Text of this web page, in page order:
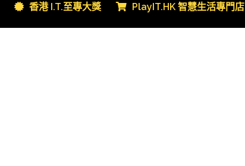
香港 I.T.至專大獎 PlayIT.HK 智慧生活專門店